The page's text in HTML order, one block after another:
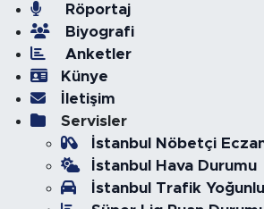
Röportaj
Biyografi
Anketler
Künye
İletişim
Servisler
İstanbul Nöbetçi
İstanbul Hava Durumu
İstanbul Trafik